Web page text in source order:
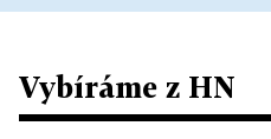
Vybíráme z HN